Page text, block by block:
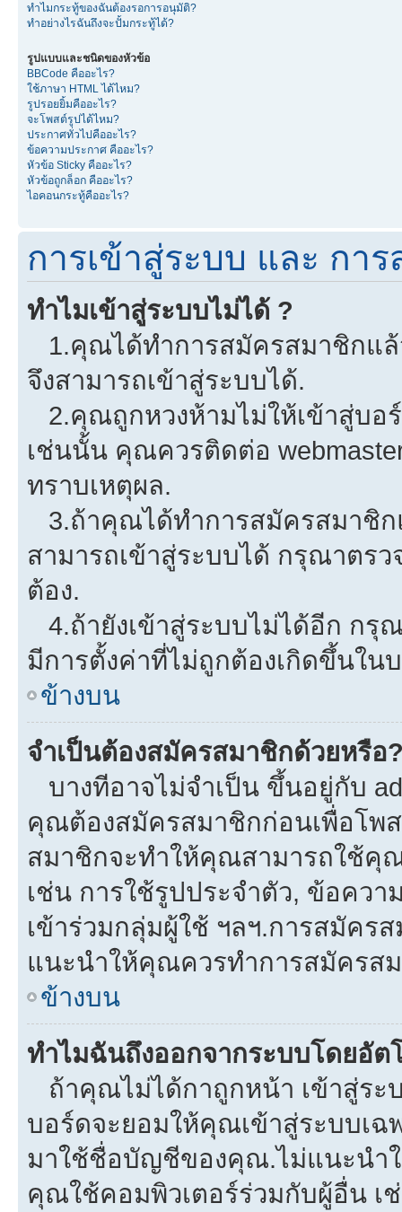
ทำไมกระทู้ของฉันต้องรอการอนุมัติ?
ทำอย่างไรฉันถึงจะปั้มกระทู้ได้?
รูปแบบและชนิดของหัวข้อ
BBCode คืออะไร?
ใช้ภาษา HTML ได้ไหม?
รูปรอยยิ้มคืออะไร?
จะโพสต์รูปได้ไหม?
ประกาศทั่วไปคืออะไร?
ข้อความประกาศ คืออะไร?
หัวข้อ Sticky คืออะไร?
หัวข้อถูกล็อก คืออะไร?
ไอคอนกระทู้คืออะไร?
การเข้าสู่ระบบ และ กา
ทำไมเข้าสู่ระบบไม่ได้ ?
1.คุณได้ทำการสมัครสมาชิกแ
จึงสามารถเข้าสู่ระบบได้.
2.คุณถูกหวงห้ามไม่ให้เข้าสู่บอ
เช่นนั้น คุณควรติดต่อ
ทราบเหตุผล.
3.ถ้าคุณได้ทำการสมัครสมาชิ
สามารถเข้าสู่ระบบได้ กรุณาตรว
ต้อง.
4.ถ้ายังเข้าสู่ระบบไม่ได้อีก กรุ
มีการตั้งค่าที่ไม่ถูกต้องเกิดขึ้นใน
ข้างบน
จำเป็นต้องสมัครสมาชิกด้วยหรือ
บางทีอาจไม่จำเป็น ขึ้นอยู่กับ
คุณต้องสมัครสมาชิกก่อนเพื่อโพ
สมาชิกจะทำให้คุณสามารถใช้คุ
เช่น การใช้รูปประจำตัว, ข้อคว
เข้าร่วมกลุ่มผู้ใช้ ฯลฯ.การสมัคร
แนะนำให้คุณควรทำการสมัครส
ข้างบน
ทำไมฉันถึงออกจากระบบโดยอัต
ถ้าคุณไม่ได้กาถูกหน้า เข้าสู่ระ
บอร์ดจะยอมให้คุณเข้าสู่ระบบเ
มาใช้ชื่อบัญชีของคุณ.ไม่แนะนำ
คุณใช้คอมพิวเตอร์ร่วมกับผู้อื่น เ